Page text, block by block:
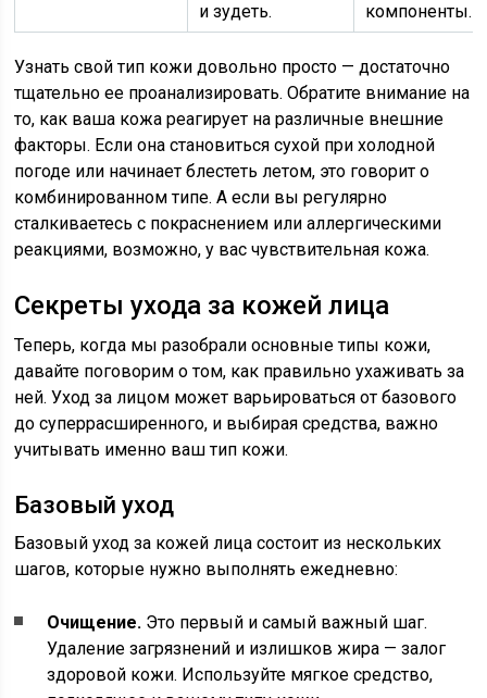
и зудеть.
компоненты.
Узнать свой тип кожи довольно просто — достаточно
тщательно ее проанализировать. Обратите внимание на
то, как ваша кожа реагирует на различные внешние
факторы. Если она становиться сухой при холодной
погоде или начинает блестеть летом, это говорит о
комбинированном типе. А если вы регулярно
сталкиваетесь с покраснением или аллергическими
реакциями, возможно, у вас чувствительная кожа.
Секреты ухода за кожей лица
Теперь, когда мы разобрали основные типы кожи,
давайте поговорим о том, как правильно ухаживать за
ней. Уход за лицом может варьироваться от базового
до суперрасширенного, и выбирая средства, важно
учитывать именно ваш тип кожи.
Базовый уход
Базовый уход за кожей лица состоит из нескольких
шагов, которые нужно выполнять ежедневно:
Очищение. Это первый и самый важный шаг.
Удаление загрязнений и излишков жира — залог
здоровой кожи. Используйте мягкое средство,